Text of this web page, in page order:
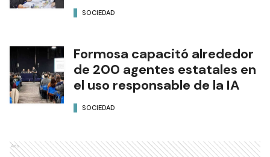
SOCIEDAD
Formosa capacitó alrededor
de 200 agentes estatales en
el uso responsable de la IA
SOCIEDAD
Ads